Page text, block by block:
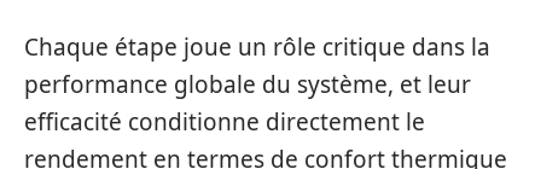
Chaque étape joue un rôle critique dans la
performance globale du système, et leur
efficacité conditionne directement le
rendement en termes de confort thermique